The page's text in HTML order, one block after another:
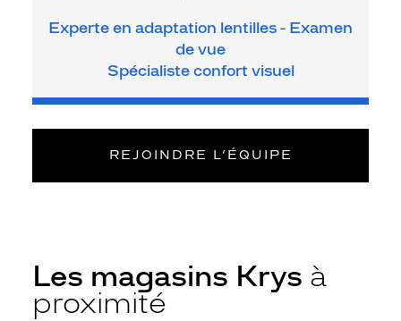
Experte en adaptation lentilles - Examen
de vue
Spécialiste confort visuel
REJOINDRE L’ÉQUIPE
Les magasins Krys à
proximité